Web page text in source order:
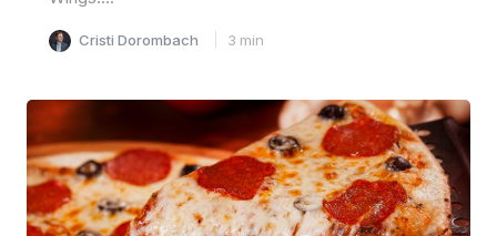
Cristi Dorombach 3 min